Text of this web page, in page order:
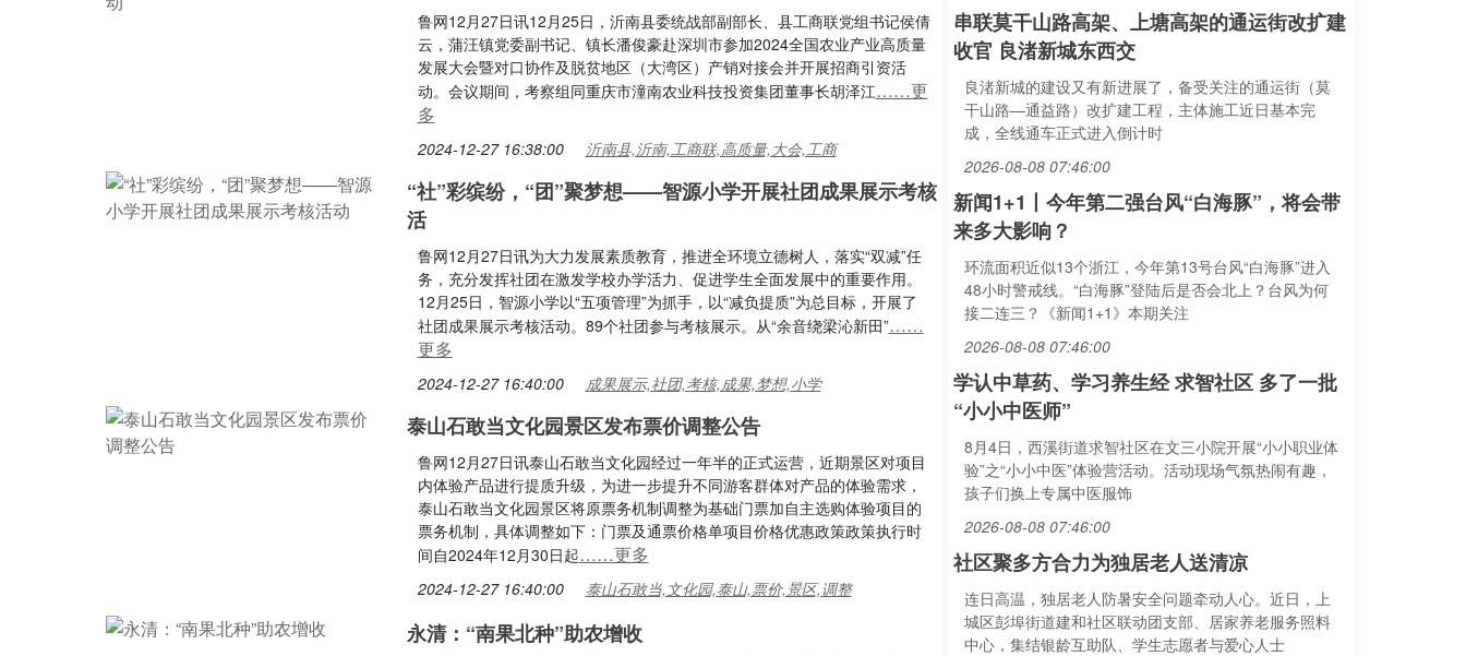
鲁网12月27日讯12月25日，沂南县委统战部副部长、县工商联党组书记侯倩
云，蒲汪镇党委副书记、镇长潘俊豪赴深圳市参加2024全国农业产业高质量
发展大会暨对口协作及脱贫地区（大湾区）产销对接会并开展招商引资活
动。会议期间，考察组同重庆市潼南农业科技投资集团董事长胡泽江……更
多
2024-12-27 16:38:00 沂南县,沂南,工商联,高质量,大会,工商
“社”彩缤纷，“团”聚梦想——智源小学开展社团成果展示考核
活
鲁网12月27日讯为大力发展素质教育，推进全环境立德树人，落实“双减”任
务，充分发挥社团在激发学校办学活力、促进学生全面发展中的重要作用。
12月25日，智源小学以“五项管理”为抓手，以“减负提质”为总目标，开展了
社团成果展示考核活动。89个社团参与考核展示。从“余音绕梁沁新田”……
更多
2024-12-27 16:40:00 成果展示,社团,考核,成果,梦想,小学
泰山石敢当文化园景区发布票价调整公告
鲁网12月27日讯泰山石敢当文化园经过一年半的正式运营，近期景区对项目
内体验产品进行提质升级，为进一步提升不同游客群体对产品的体验需求，
泰山石敢当文化园景区将原票务机制调整为基础门票加自主选购体验项目的
票务机制，具体调整如下：门票及通票价格单项目价格优惠政策政策执行时
间自2024年12月30日起……更多
2024-12-27 16:40:00 泰山石敢当,文化园,泰山,票价,景区,调整
永清：“南果北种”助农增收
串联莫干山路高架、上塘高架的通运街改扩建
收官 良渚新城东西交
良渚新城的建设又有新进展了，备受关注的通运街（莫
干山路—通益路）改扩建工程，主体施工近日基本完
成，全线通车正式进入倒计时
2026-08-08 07:46:00
新闻1+1丨今年第二强台风“白海豚”，将会带
来多大影响？
环流面积近似13个浙江，今年第13号台风“白海豚”进入
48小时警戒线。“白海豚”登陆后是否会北上？台风为何
接二连三？《新闻1+1》本期关注
2026-08-08 07:46:00
学认中草药、学习养生经 求智社区 多了一批
“小小中医师”
8月4日，西溪街道求智社区在文三小院开展“小小职业体
验”之“小小中医”体验营活动。活动现场气氛热闹有趣，
孩子们换上专属中医服饰
2026-08-08 07:46:00
社区聚多方合力为独居老人送清凉
连日高温，独居老人防暑安全问题牵动人心。近日，上
城区彭埠街道建和社区联动团支部、居家养老服务照料
中心，集结银龄互助队、学生志愿者与爱心人士